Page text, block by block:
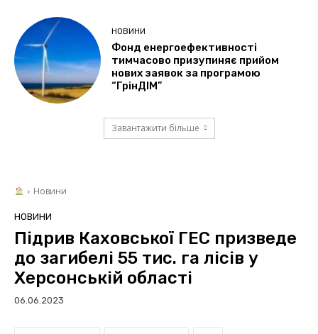
НОВИНИ
Фонд енергоефективності
тимчасово призупиняє прийом
нових заявок за програмою
“ГрінДІМ”
Завантажити більше